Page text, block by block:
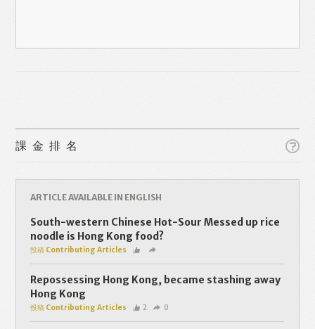
Like Facebook Twitter Line
WhatsApp Email Print
願性質。我們收集的個人資料包括姓名、
保留隨時增減本付費服務內容的權利，包
括但不限於漫畫、節目、小說等欄目及內
將你的個人資料與從商業夥伴或其他公司
取得的資料結合，但不會出租、出售、或
透露你的個人資料予他人或非附屬公司。
個人資料將用於提供更適合你的廣告及網
頁內容、評估與改善我們的服務、聯絡你
或進行不記名的 究調查。所得資料亦只會
用於所述指定用途。除非所作用途為法例
課金排名
ARTICLE AVAILABLE IN ENGLISH
South-western Chinese Hot-Sour Messed up rice
noodle is Hong Kong food?
投稿 Contributing Articles
Repossessing Hong Kong, became stashing away
Hong Kong
投稿 Contributing Articles 2 0